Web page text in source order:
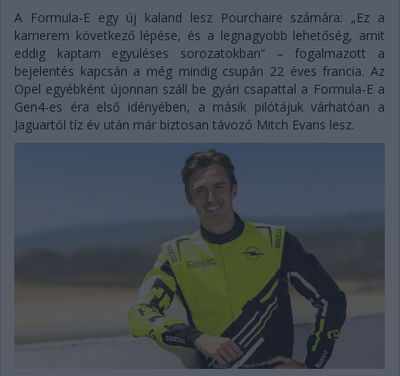
A Formula-E egy új kaland lesz Pourchaire számára: „Ez a
karrierem következő lépése, és a legnagyobb lehetőség, amit
eddig kaptam együléses sorozatokban” – fogalmazott a
bejelentés kapcsán a még mindig csupán 22 éves francia. Az
Opel egyébként újonnan száll be gyári csapattal a Formula-E a
Gen4-es éra első idényében, a másik pilótájuk várhatóan a
Jaguartól tíz év után már biztosan távozó Mitch Evans lesz.